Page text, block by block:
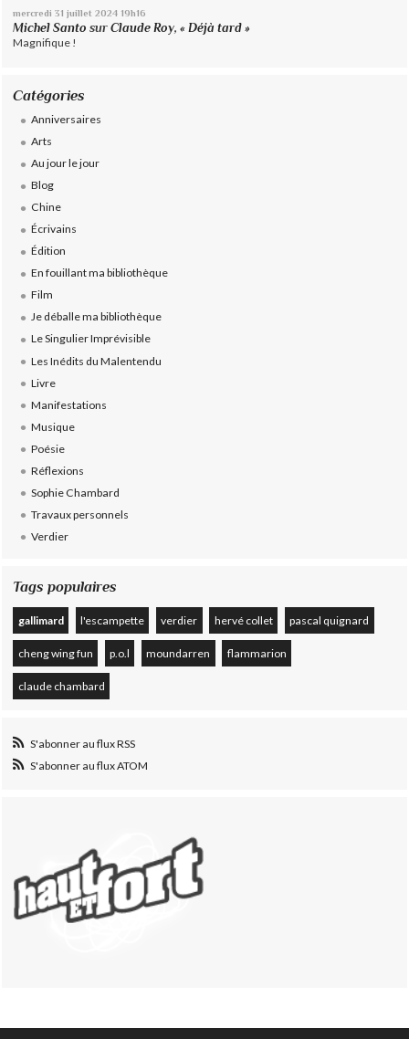
mercredi 31 juillet 2024 19h16
Michel Santo surClaude Roy, « Déjà tard »
Magnifique !
Catégories
Anniversaires
Arts
Au jour le jour
Blog
Chine
Écrivains
Édition
En fouillant ma bibliothèque
Film
Je déballe ma bibliothèque
Le Singulier Imprévisible
Les Inédits du Malentendu
Livre
Manifestations
Musique
Poésie
Réflexions
Sophie Chambard
Travaux personnels
Verdier
Tags populaires
gallimard l'escampette verdier hervé collet pascal quignard
cheng wing fun p.o.l moundarren flammarion
claude chambard
S'abonner au flux RSS
S'abonner au flux ATOM